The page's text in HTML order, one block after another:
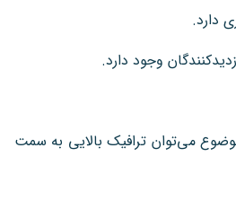
دارد.
وجود دارد.
می‌توان ترافیک بالایی به سمت